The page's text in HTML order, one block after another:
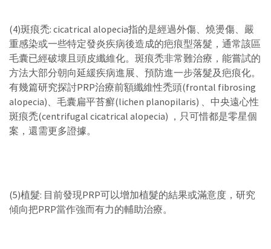
(4)斑痕禿: cicatrical alopecia指的是經過外傷、燒燙傷、嚴
重感染或一些特定發炎疾病後造成的疤痕型落髮，通常該區
毛囊已經破壞且頭皮纖維化。斑痕禿非常難治療，能嘗試的
方法大部分朝向延緩疾病進展、預防進一步落髮及疤痕化。
有幾篇研究探討PRP治療前額纖維性禿頭(frontal fibrosing
alopecia)、毛囊扁平苔癬(lichen planopilaris) 、中央遠心性
斑痕禿(centrifugal cicatrical alopecia) ，只可惜都是零星個
案，還需更多證據。
(5)植髮: 目前發現PRP可以增加植髮的結果或滿意度，研究
傾向把PRP當作強而有力的輔助治療。